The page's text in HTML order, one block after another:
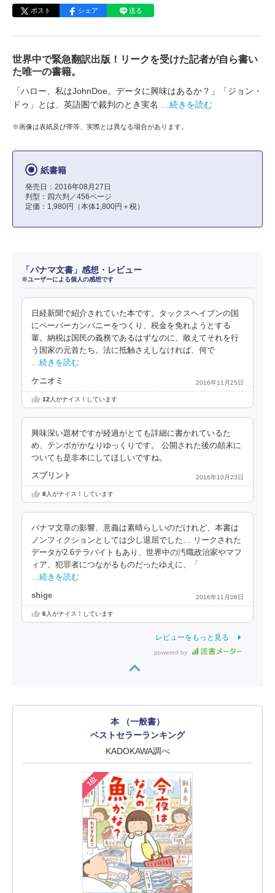
ポスト シェア 送る
世界中で緊急翻訳出版！リークを受けた記者が自ら書い
た唯一の書籍。
「ハロー、私はJohnDoe。データに興味はあるか？」「ジョン・
ドゥ」とは、英語圏で裁判のとき実名
…続きを読む
※画像は表紙及び帯等、実際とは異なる場合があります。
紙書籍
発売日：2016年08月27日
判型：四六判／456ページ
定価：1,980円（本体1,800円＋税）
「パナマ文書」感想・レビュー
※ユーザーによる個人の感想です
日経新聞で紹介されていた本です。タックスヘイブンの国
にペーパーカンパニーをつくり、税金を免れようとする
輩。納税は国民の義務であるはずなのに、敢えてそれを行
う国家の元首たち。法に抵触さえしなければ、何で
…続きを読む
ケニオミ 2016年11月25日
12 人がナイス！しています
興味深い題材ですが経過がとても詳細に書かれているた
め、テンポがかなりゆっくりです。 公開された後の顛末に
ついても是非本にしてほしいですね。
スプリント 2016年10月23日
8人がナイス！しています
パナマ文章の影響、意義は素晴らしいのだけれど、本書は
ノンフィクションとしては少し退屈でした… リークされた
データが2.6テラバイトもあり、世界中の汚職政治家やマフ
ィア、犯罪者につながるものだったゆえに、「
…続きを読む
shige 2016年11月06日
6人がナイス！しています
レビューをもっと見る
powered by
本 （一般書）
ベストセラーランキング
KADOKAWA調べ
1位